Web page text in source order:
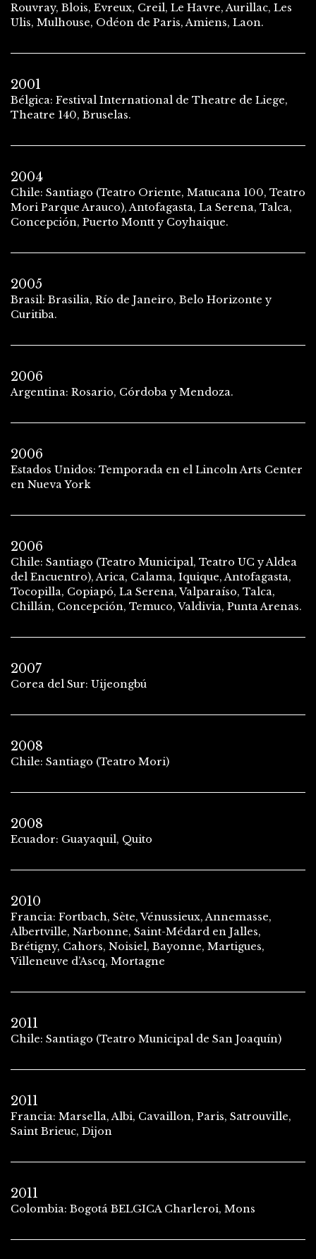
Rouvray, Blois, Evreux, Creil, Le Havre, Aurillac, Les
Ulis, Mulhouse, Odéon de Paris, Amiens, Laon.
2001
Bélgica: Festival International de Theatre de Liege,
Theatre 140, Bruselas.
2004
Chile: Santiago (Teatro Oriente, Matucana 100, Teatro
Mori Parque Arauco), Antofagasta, La Serena, Talca,
Concepción, Puerto Montt y Coyhaique.
2005
Brasil: Brasilia, Río de Janeiro, Belo Horizonte y
Curitiba.
2006
Argentina: Rosario, Córdoba y Mendoza.
2006
Estados Unidos: Temporada en el Lincoln Arts Center
en Nueva York
2006
Chile: Santiago (Teatro Municipal, Teatro UC y Aldea
del Encuentro), Arica, Calama, Iquique, Antofagasta,
Tocopilla, Copiapó, La Serena, Valparaíso, Talca,
Chillán, Concepción, Temuco, Valdivia, Punta Arenas.
2007
Corea del Sur: Uijeongbú
2008
Chile: Santiago (Teatro Mori)
2008
Ecuador: Guayaquil, Quito
2010
Francia: Fortbach, Sète, Vénussieux, Annemasse,
Albertville, Narbonne, Saint-Médard en Jalles,
Brétigny, Cahors, Noisiel, Bayonne, Martigues,
Villeneuve d’Ascq, Mortagne
2011
Chile: Santiago (Teatro Municipal de San Joaquín)
2011
Francia: Marsella, Albi, Cavaillon, Paris, Satrouville,
Saint Brieuc, Dijon
2011
Colombia: Bogotá BELGICA Charleroi, Mons